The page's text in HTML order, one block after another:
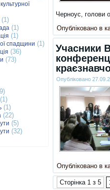
(1)
(1)
(1)
спадщини (1)
(36)
(73)
(1)
(1)
(22)
(5)
(32)
Черноус, голови
Опубліковано в
Учасники
Опубліковано
Опубліковано в
Сторінка 1 з 5